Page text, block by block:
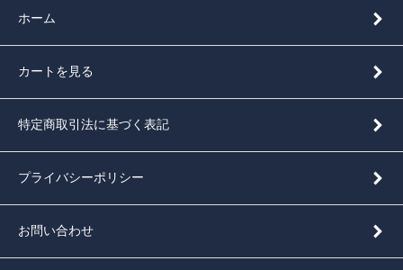
ホーム
カートを見る
特定商取引法に基づく表記
プライバシーポリシー
お問い合わせ